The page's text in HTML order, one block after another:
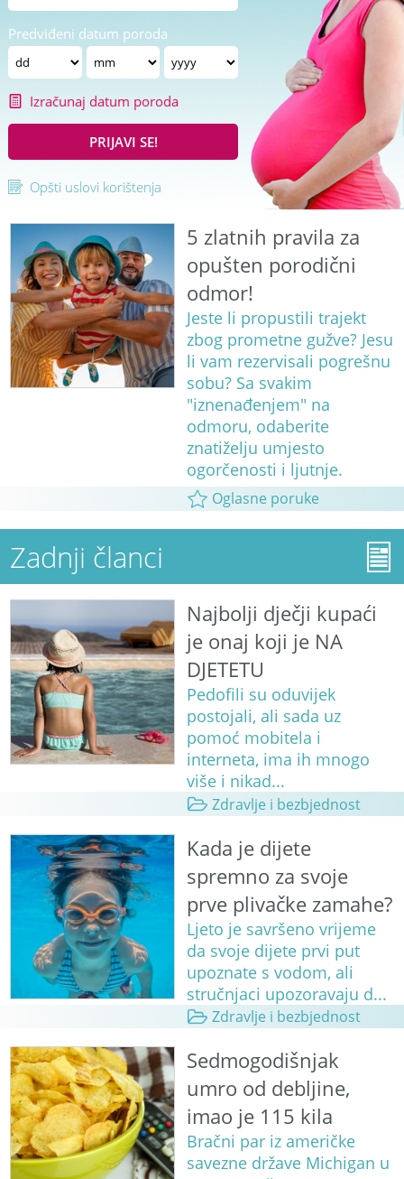
Predviđeni datum poroda
Izračunaj datum poroda
PRIJAVI SE!
Opšti uslovi korištenja
5 zlatnih pravila za
opušten porodični
odmor!
Jeste li propustili trajekt
zbog prometne gužve? Jesu
li vam rezervisali pogrešnu
sobu? Sa svakim
"iznenađenjem" na
odmoru, odaberite
znatiželju umjesto
ogorčenosti i ljutnje.
Oglasne poruke
Zadnji članci
Najbolji dječji kupaći
je onaj koji je NA
DJETETU
Pedofili su oduvijek
postojali, ali sada uz
pomoć mobitela i
interneta, ima ih mnogo
više i nikad...
Zdravlje i bezbjednost
Kada je dijete
spremno za svoje
prve plivačke zamahe?
Ljeto je savršeno vrijeme
da svoje dijete prvi put
upoznate s vodom, ali
stručnjaci upozoravaju d...
Zdravlje i bezbjednost
Sedmogodišnjak
umro od debljine,
imao je 115 kila
Bračni par iz američke
savezne države Michigan u